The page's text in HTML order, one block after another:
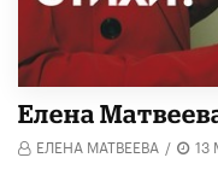
Елена
ЕЛЕНА МАТВЕЕВА / 13